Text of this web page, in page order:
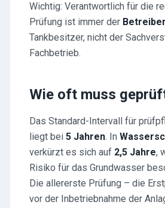
Wichtig: Verantwortlich für die
Prüfung ist immer der Betreiber
Tankbesitzer, nicht der
Fachbetrieb.
Wie oft muss
Das Standard-Intervall für
liegt bei 5 Jahren. In
verkürzt es sich auf 2,5 Jahre,
Risiko für das Grundwasser
Die allererste Prüfung – die
vor der Inbetriebnahme der